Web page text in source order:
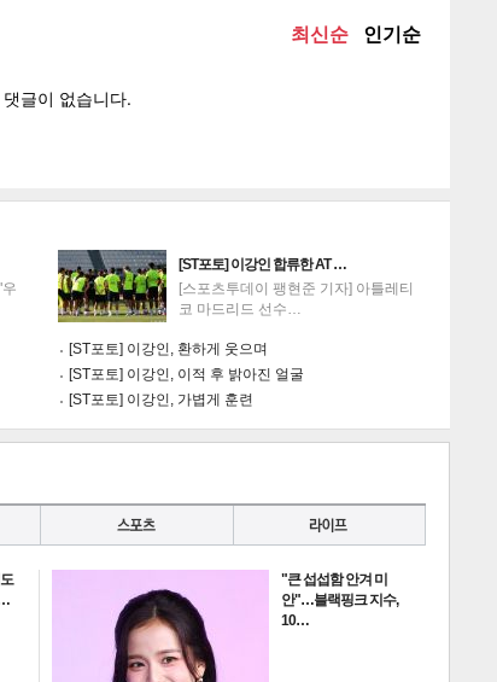
[ST포토] 이강인 합류한 AT …
[스포츠투데이 팽현준 기자] 아틀레티
코 마드리드 선수…
[ST포토] 이강인, 환하게 웃으며
[ST포토] 이강인, 이적 후 밝아진 얼굴
[ST포토] 이강인, 가볍게 훈련
"큰 섭섭함 안겨 미
안"…블랙핑크 지수,
10…